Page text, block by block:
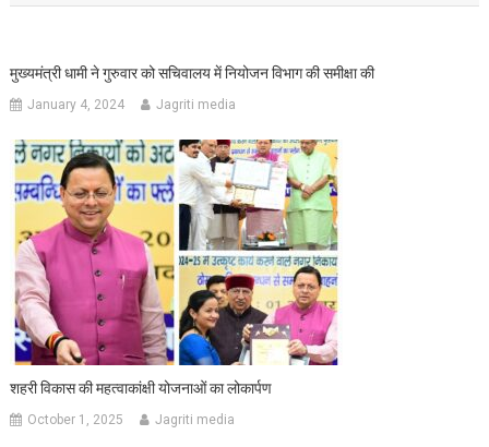
मुख्यमंत्री धामी ने गुरुवार को सचिवालय में नियोजन विभाग की समीक्षा की
January 4, 2024 Jagriti media
शहरी विकास की महत्वाकांक्षी योजनाओं का लोकार्पण
October 1, 2025 Jagriti media